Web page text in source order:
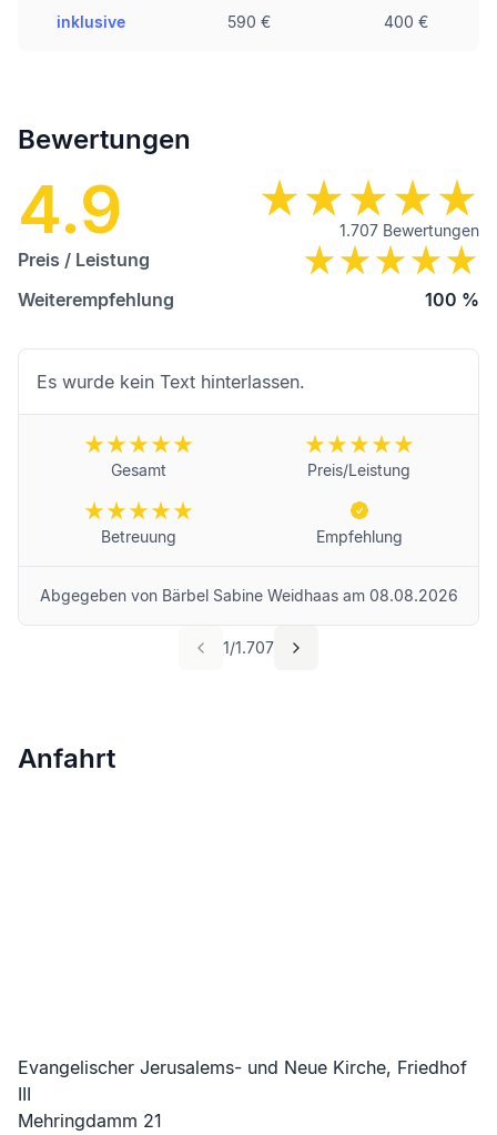
inklusive 590 € 400 €
Bewertungen
4.9 1.707 Bewertungen
Preis / Leistung
Weiterempfehlung
100 %
1/1.707
Es wurde kein Text hinterlassen.
Gesamt Preis/Leistung
Betreuung Empfehlung
Abgegeben von Bärbel Sabine Weidhaasam 08.08.2026
Anfahrt
Evangelischer Jerusalems- und Neue Kirche, Friedhof
III
Mehringdamm 21